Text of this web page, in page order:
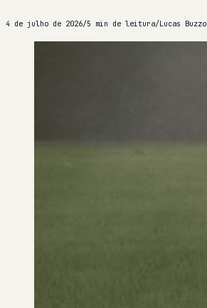
4 de julho de 2026/5 min de leitura/Lucas Buzzo